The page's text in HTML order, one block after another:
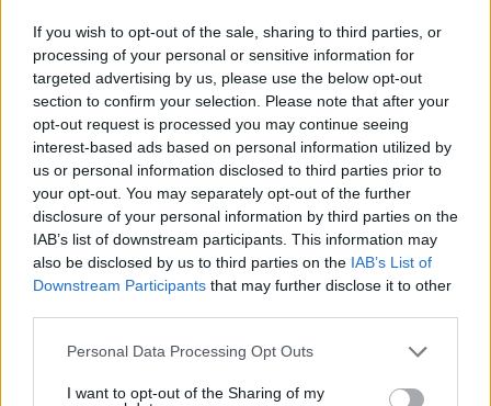
If you wish to opt-out of the sale, sharing to third parties, or
processing of your personal or sensitive information for
targeted advertising by us, please use the below opt-out
section to confirm your selection. Please note that after your
opt-out request is processed you may continue seeing
interest-based ads based on personal information utilized by
us or personal information disclosed to third parties prior to
your opt-out. You may separately opt-out of the further
disclosure of your personal information by third parties on the
IAB’s list of downstream participants. This information may
also be disclosed by us to third parties on the IAB’s List of
Downstream Participants that may further disclose it to other
Please note that this website/app uses one or more Google
not limited to your visit or usage behaviour. You may click to
Personal Data Processing Opt Outs
I want to opt-out of the Sharing of my
Por eso hemos diseñado un sistema capaz de
ayudar a tu negocio a adaptarse a las
circunstancias actuales que nuestro país está
viviendo. Contamos con una carta de servicios
que pueden ayudarte a aminorar las cargas de
trabajo en tu negocio o empresa para que
puedas ofrecer a tus clientes la seguridad y el
apoyo que merecen. Llega la transformación